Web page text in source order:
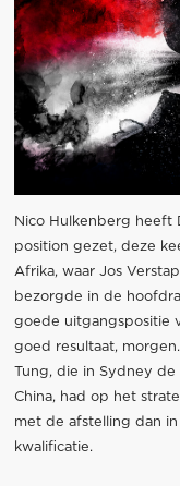
Nico Hulkenberg heeft
position gezet, deze
Afrika, waar Jos
bezorgde in de
goede uitgangspositie
goed resultaat,
Tung, die in Sydney
China, had op het
met de afstelling dan
kwalificatie.